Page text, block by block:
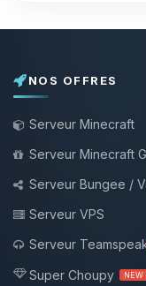
NOS OFFRES
Serveur Minecraft
Serveur Minecraft
Serveur Bungee /
Serveur VPS
Serveur
Super Choupy NEW